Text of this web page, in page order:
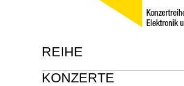
REIHE
KONZERTE